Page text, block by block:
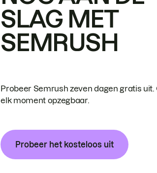
SLAG MET
SEMRUSH
Probeer Semrush zeven dagen gratis uit.
elk moment opzegbaar.
Probeer het kosteloos uit